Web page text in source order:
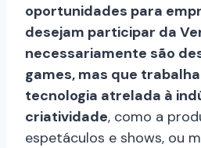
oportunidades para
desejam participar da
necessariamente são
games, mas que
tecnologia atrelada à
criatividade, como a
espetáculos e shows, ou